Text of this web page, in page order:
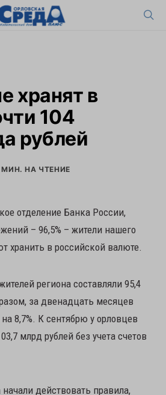
хранят в
104
рублей
МИН. НА ЧТЕНИЕ
отделение Банка России,
– 96,5% – жители нашего
хранить в российской валюте.
региона составляли 95,4
за двенадцать месяцев
8,7%. К сентябрю у орловцев
млрд рублей без учета счетов
начали действовать правила,